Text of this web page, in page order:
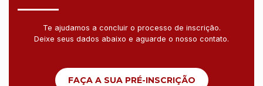
Te ajudamos a concluir o processo de inscrição.
Deixe seus dados abaixo e aguarde o nosso contato.
FAÇA A SUA PRÉ-INSCRIÇÃO